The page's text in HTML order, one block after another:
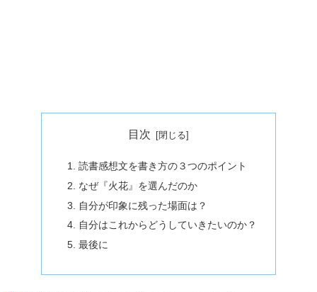
目次
読書感想文を書き方の３つのポイント
なぜ『火花』を選んだのか
自分が印象に残った場面は？
自分はこれからどうしていきたいのか？
最後に